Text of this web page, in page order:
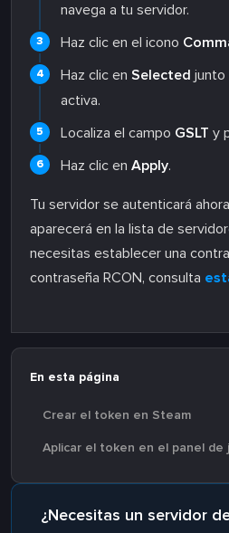
navega a tu servidor.
Haz clic en el icono
Haz clic en Selected junto
activa.
Localiza el campo GSLT y
Haz clic en Apply.
Tu servidor se autenticará
aparecerá en la lista de
necesitas establecer una
contraseña RCON, consulta
En esta página
Crear el token en Steam
Aplicar el token en el panel de
¿Necesitas un servidor